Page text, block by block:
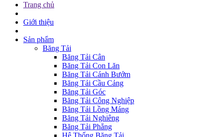
Trang chủ
Giới thiệu
Sản phẩm
Băng Tải
Băng Tải Cân
Băng Tải Con Lăn
Băng Tải Cánh Bướm
Băng Tải Cầu Cảng
Băng Tải Góc
Băng Tải Công Nghiệp
Băng Tải Lồng Máng
Băng Tải Nghiêng
Băng Tải Phẳng
Hệ Thống Băng Tải